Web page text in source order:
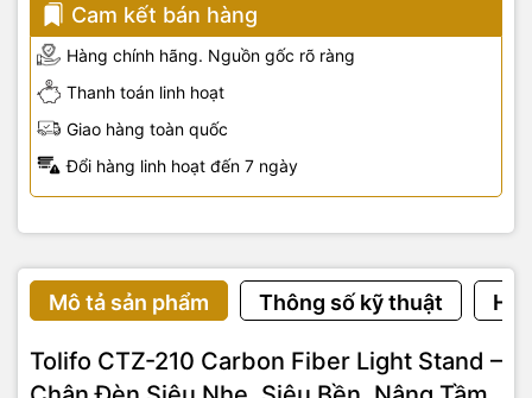
Cam kết bán hàng
Hàng chính hãng. Nguồn gốc rõ ràng
Thanh toán linh hoạt
Giao hàng toàn quốc
Đổi hàng linh hoạt đến 7 ngày
Mô tả sản phẩm Thông số kỹ thuật
Tolifo CTZ-210 Carbon Fiber Light Stand –